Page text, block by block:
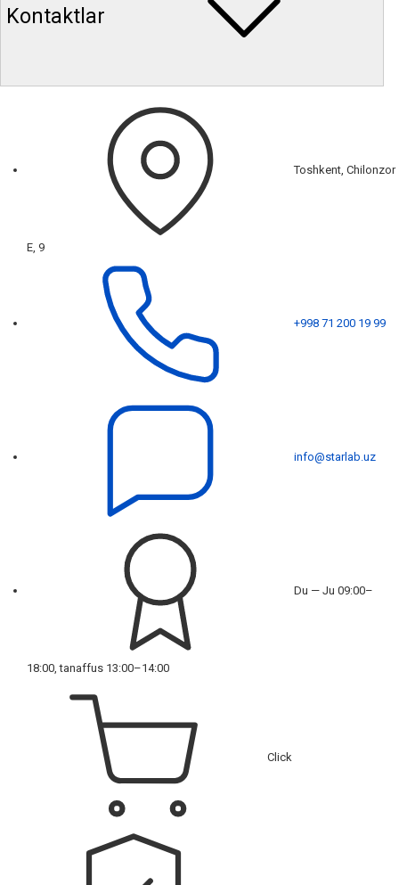
Kontaktlar
Toshkent, Chilonzor
E, 9
+998 71 200 19 99
info@starlab.uz
Du — Ju 09:00–
18:00, tanaffus 13:00–14:00
Click